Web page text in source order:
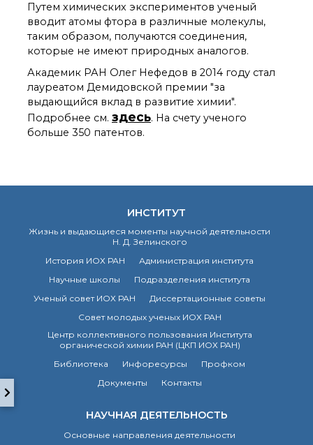
Научный Совет РАН
по органической
химии
Искусственный
интеллект (ИИ)
в химии
Аддитивные
технологии
Электронная
микроскопия
Мероприятия
Национальные
Разработки
Крупный научный
проект
по приоритетным
направлениям НТР РФ
Аспирантура
Защита диссертаций
Набор студентов
Рекомендации ВАК
Путем химических экспериментов ученый
вводит атомы фтора в различные молекулы,
таким образом, получаются соединения,
которые не имеют природных аналогов.
Академик РАН Олег Нефедов в 2014 году стал
лауреатом Демидовской премии "за
выдающийся вклад в развитие химии".
Подробнее см. здесь. На счету ученого
больше 350 патентов.
ИНСТИТУТ
Жизнь и выдающиеся моменты научной деятельности
Н. Д. Зелинского
История ИОХ РАН
Администрация института
Научные школы
Подразделения института
Ученый совет ИОХ РАН
Диссертационные советы
Совет молодых ученых ИОХ РАН
Центр коллективного пользования Института
органической химии РАН (ЦКП ИОХ РАН)
Библиотека
Инфоресурсы
Профком
Документы
Контакты
НАУЧНАЯ ДЕЯТЕЛЬНОСТЬ
Основные направления деятельности